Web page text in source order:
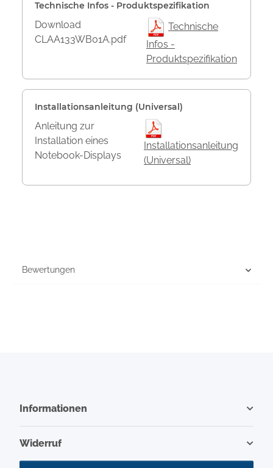
Technische Infos - Produktspezifikation
Download
CLAA133WB01A.pdf
Technische
Infos -
Produktspezifikation
Installationsanleitung (Universal)
Anleitung zur
Installation eines
Notebook-Displays
Installationsanleitung
(Universal)
Bewertungen
Informationen
Widerruf